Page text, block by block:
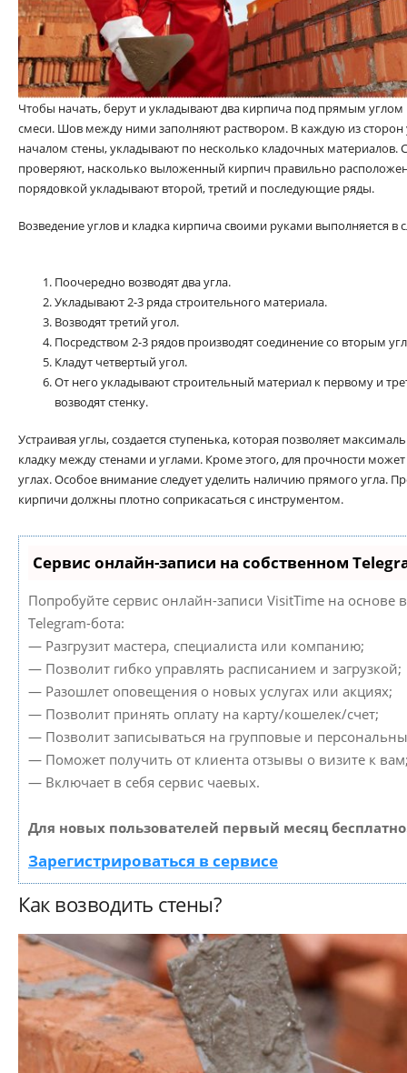
Чтобы начать, берут и укладывают два кирпича под прямым
смеси. Шов между ними заполняют раствором. В каждую из сторон
началом стены, укладывают по несколько кладочных
проверяют, насколько выложенный кирпич правильно расположен
порядовкой укладывают второй, третий и последующие ряды.
Возведение углов и кладка кирпича своими руками выполняется в
Поочередно возводят два угла.
Укладывают 2-3 ряда строительного материала.
Возводят третий угол.
Посредством 2-3 рядов производят соединение со вторым
Кладут четвертый угол.
От него укладывают строительный материал к первому и
возводят стенку.
Устраивая углы, создается ступенька, которая позволяет
кладку между стенами и углами. Кроме этого, для прочности
углах. Особое внимание следует уделить наличию прямого угла.
кирпичи должны плотно соприкасаться с инструментом.
Сервис онлайн-записи на собственном
Попробуйте сервис онлайн-записи VisitTime на основе
Telegram-бота:
— Разгрузит мастера, специалиста или компанию;
— Позволит гибко управлять расписанием и загрузкой;
— Разошлет оповещения о новых услугах или акциях;
— Позволит принять оплату на карту/кошелек/счет;
— Позволит записываться на групповые и
— Поможет получить от клиента отзывы о визите к
— Включает в себя сервис чаевых.
Для новых пользователей первый месяц
Зарегистрироваться в сервисе
Как возводить стены?